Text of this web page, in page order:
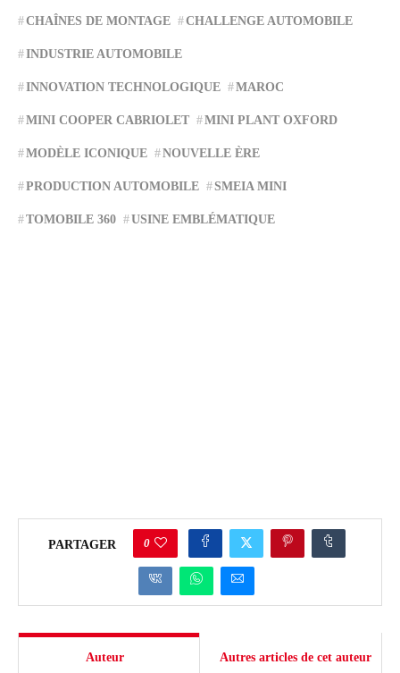
CHAÎNES DE MONTAGE CHALLENGE AUTOMOBILE
INDUSTRIE AUTOMOBILE
INNOVATION TECHNOLOGIQUE MAROC
MINI COOPER CABRIOLET MINI PLANT OXFORD
MODÈLE ICONIQUE NOUVELLE ÈRE
PRODUCTION AUTOMOBILE SMEIA MINI
TOMOBILE 360 USINE EMBLÉMATIQUE
PARTAGER 0
Auteur Autres articles de cet auteur